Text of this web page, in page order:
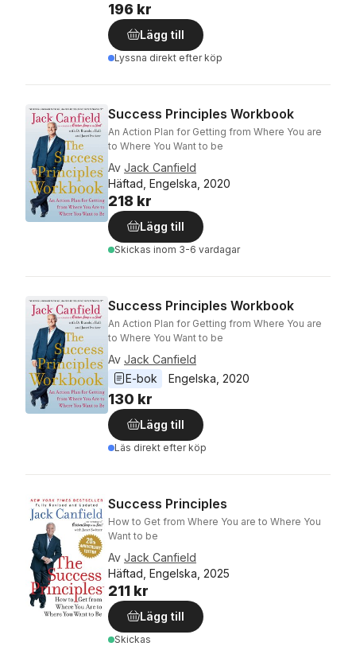
196 kr
Lägg till
Lyssna direkt efter köp
Success Principles Workbook
An Action Plan for Getting from Where You are
to Where You Want to be
Av Jack Canfield
Häftad, Engelska, 2020
218 kr
Lägg till
Skickas inom 3-6 vardagar
Success Principles Workbook
An Action Plan for Getting from Where You are
to Where You Want to be
Av Jack Canfield
E-bok
Engelska 2020
130 kr
Lägg till
Läs direkt efter köp
Success Principles
How to Get from Where You are to Where You
Want to be
Av Jack Canfield
Häftad, Engelska, 2025
211 kr
Lägg till
Skickas